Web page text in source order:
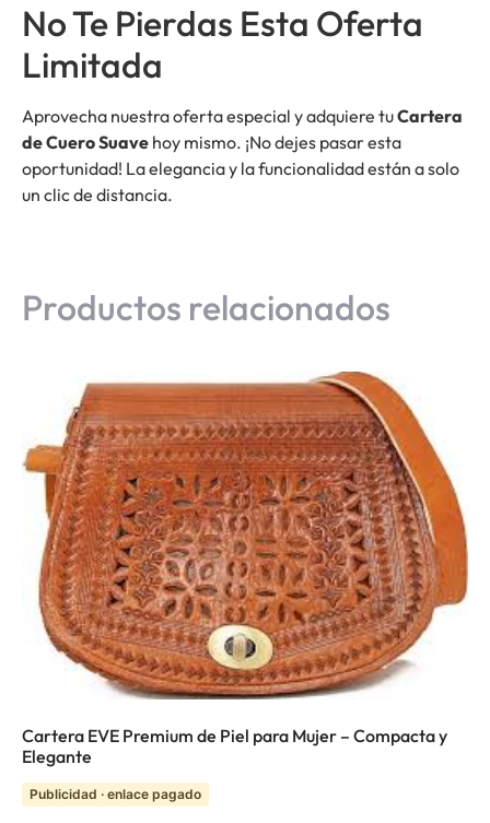
No Te Pierdas Esta Oferta
Limitada
Aprovecha nuestra oferta especial y adquiere tuCartera
de Cuero Suave hoy mismo. ¡No dejes pasar esta
oportunidad! La elegancia y la funcionalidad están a solo
un clic de distancia.
Productos relacionados
Cartera EVE Premium de Piel para Mujer – Compacta y
Elegante
Publicidad · enlace pagado